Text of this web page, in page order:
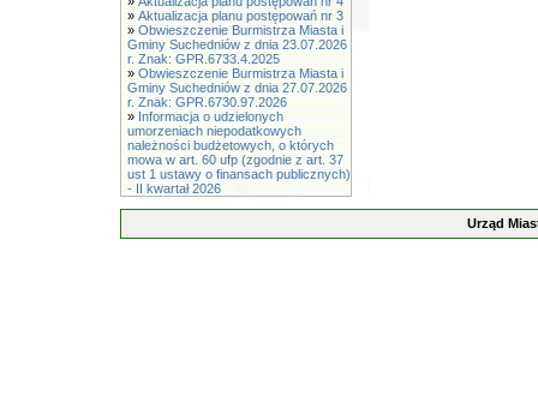
» Aktualizacja planu postępowań nr 3
» Obwieszczenie Burmistrza Miasta i
Gminy Suchedniów z dnia 23.07.2026
r. Znak: GPR.6733.4.2025
» Obwieszczenie Burmistrza Miasta i
Gminy Suchedniów z dnia 27.07.2026
r. Znak: GPR.6730.97.2026
» Informacja o udzielonych
umorzeniach niepodatkowych
należności budżetowych, o których
mowa w art. 60 ufp (zgodnie z art. 37
ust 1 ustawy o finansach publicznych)
- II kwartał 2026
Urząd